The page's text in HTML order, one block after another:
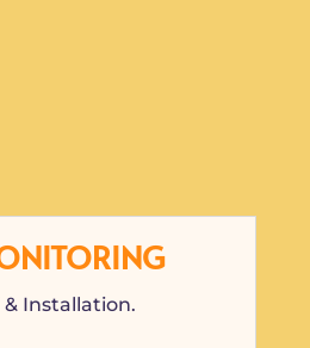
& Installation.